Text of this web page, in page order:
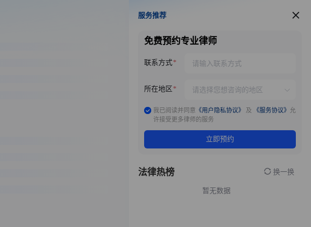
服务推荐
服务推荐
免费预约专业律师
联系方式
所在地区
我已阅读并同意 《用户隐私协议》 及 《服务协议》 允
许接受更多律师的服务
立即预约
法律热榜 换一换
暂无数据